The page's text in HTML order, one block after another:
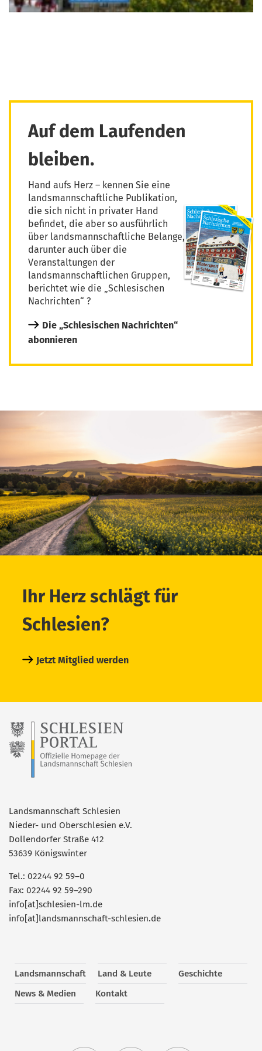
Auf dem Laufenden
bleiben.
Hand aufs Herz – kennen Sie eine
landsmannschaftliche Publikation,
die sich nicht in privater Hand
befindet, die aber so ausführlich
über landsmannschaftliche Belange,
darunter auch über die
Veranstaltungen der
landsmannschaftlichen Gruppen,
berichtet wie die „Schlesischen
Nachrichten“ ?
Die „Schlesischen Nachrichten“
abonnieren
Ihr Herz schlägt für
Schlesien?
Jetzt Mitglied werden
Landsmannschaft Schlesien
Nieder- und Oberschlesien e.V.
Dollendorfer Straße 412
53639 Königswinter
Tel.: 02244 92 59–0
Fax: 02244 92 59–290
info[at]schlesien-lm.de
info[at]landsmannschaft-schlesien.de
Landsmannschaft Land & Leute
Geschichte
News & Medien
Kontakt